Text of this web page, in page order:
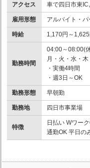
アクセス 車で四日市東
雇用形態 アルバイト・パ
時給 1,170円～
勤務時間
04:00～08:00(
月・火・水・木
・実働4時間
・週3日～OK
勤務形態 早朝勤
勤務地 四日市事業場
特徴
日払い Wワー
通勤OK 平日の